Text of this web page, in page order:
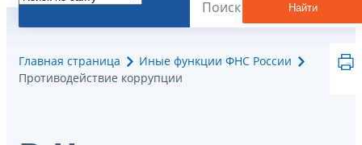
Найти
Главная страница
Иные функции ФНС России
Противодействие коррупции